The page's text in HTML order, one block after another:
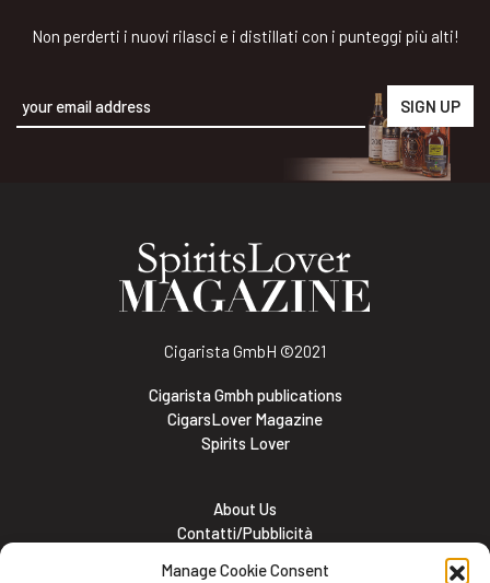
Manage Cookie Consent
Non perderti i nuovi rilasci e i distillati con i punteggi più alti!
Cigarista GmbH ©2021
Cigarista Gmbh publications
CigarsLover Magazine
Spirits Lover
About Us
Contatti/Pubblicità